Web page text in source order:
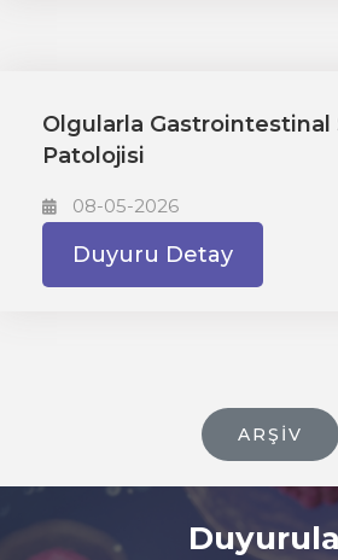
Olgularla Gastrointestinal
Patolojisi
08-05-2026
Duyuru Detay
ARŞIV